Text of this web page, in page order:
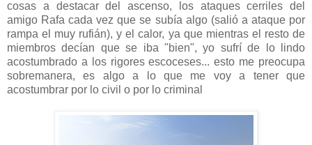
cosas a destacar del ascenso, los ataques cerriles del
amigo Rafa cada vez que se subía algo (salió a ataque por
rampa el muy rufián), y el calor, ya que mientras el resto de
miembros decían que se iba "bien", yo sufrí de lo lindo
acostumbrado a los rigores escoceses... esto me preocupa
sobremanera, es algo a lo que me voy a tener que
acostumbrar por lo civil o por lo criminal